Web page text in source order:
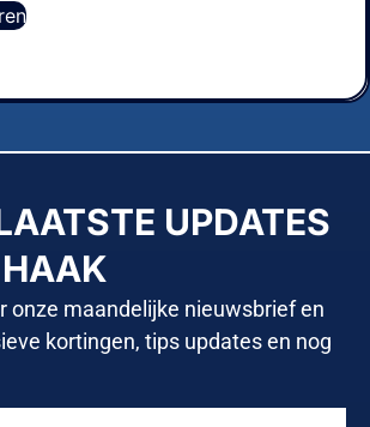
UPDATES
onze maandelijke nieuwsbrief en
kortingen, tips updates en nog